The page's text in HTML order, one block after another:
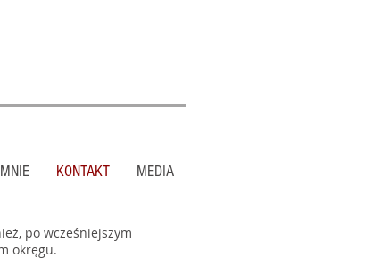
KONTAKT MEDIA
po wcześniejszym
okręgu.